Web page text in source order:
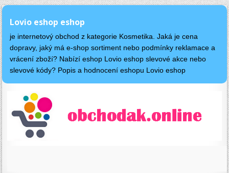
Lovio eshop eshop
je internetový obchod z kategorie Kosmetika. Jaká je cena
dopravy, jaký má e-shop sortiment nebo podmínky reklamace a
vrácení zboží? Nabízí eshop Lovio eshop slevové akce nebo
slevové kódy? Popis a hodnocení eshopu Lovio eshop